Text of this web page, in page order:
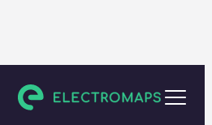
Saint Pierre